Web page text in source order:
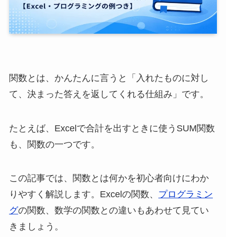
関数とは、かんたんに言うと「入れたものに対し
て、決まった答えを返してくれる仕組み」です。
たとえば、Excelで合計を出すときに使うSUM関数
も、関数の一つです。
この記事では、関数とは何かを初心者向けにわか
りやすく解説します。Excelの関数、 プログラミン
グの関数、数学の関数との違いもあわせて見てい
きましょう。